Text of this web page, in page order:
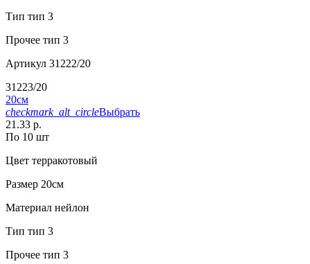
Тип тип 3
Прочее тип 3
Артикул 31222/20
31223/20
20см
checkmark_alt_circleВыбрать
21.33 р.
По 10 шт
Цвет терракотовый
Размер 20см
Материал нейлон
Тип тип 3
Прочее тип 3